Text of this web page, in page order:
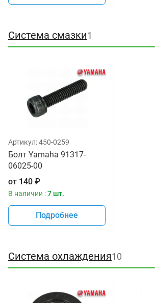
Система смазки1
Артикул:450-0259
Болт Yamaha 91317-
06025-00
от 140 ₽
В наличии :7 шт.
Подробнее
Система охлаждения10